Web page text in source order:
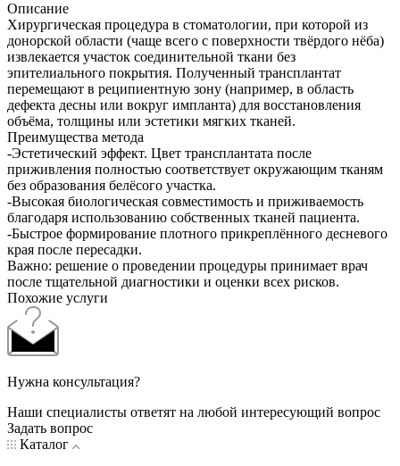
Описание
Хирургическая процедура в стоматологии, при которой из
донорской области (чаще всего с поверхности твёрдого нёба)
извлекается участок соединительной ткани без
эпителиального покрытия. Полученный трансплантат
перемещают в реципиентную зону (например, в область
дефекта десны или вокруг импланта) для восстановления
объёма, толщины или эстетики мягких тканей.
Преимущества метода
-Эстетический эффект. Цвет трансплантата после
приживления полностью соответствует окружающим тканям
без образования белёсого участка.
-Высокая биологическая совместимость и приживаемость
благодаря использованию собственных тканей пациента.
-Быстрое формирование плотного прикреплённого десневого
края после пересадки.
Важно: решение о проведении процедуры принимает врач
после тщательной диагностики и оценки всех рисков.
Похожие услуги
Нужна консультация?
Наши специалисты ответят на любой интересующий вопрос
Задать вопрос
Каталог